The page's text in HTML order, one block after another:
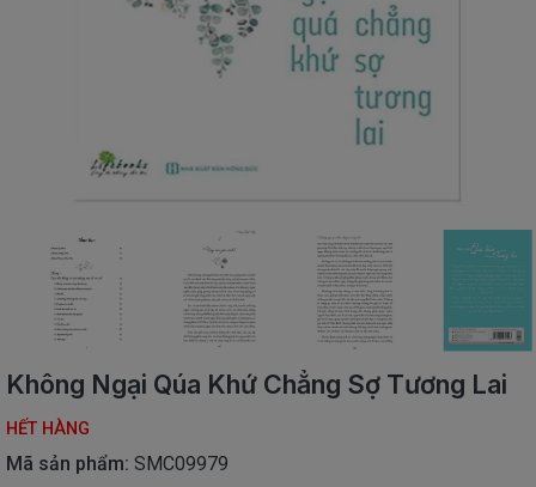
VPP
-
DÙNG
SINH
QUÀ
TẶNG
Không Ngại Qúa Khứ Chẳng Sợ Tương Lai
HẾT HÀNG
Mã sản phẩm: SMC09979